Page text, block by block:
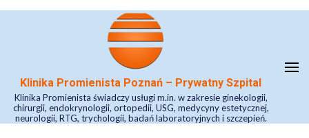
Skip
Enter)Klinika Promienista Poznań – Prywatny Szpital
Klinika Promienista świadczy usługi m.in. w zakresie ginekologii,
chirurgii, endokrynologii, ortopedii, USG, medycyny estetycznej,
neurologii, RTG, trychologii, badań laboratoryjnych i szczepień.